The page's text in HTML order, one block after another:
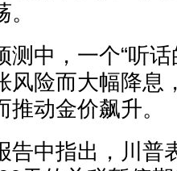
中，一个“听
风险而大幅降息
动金价飙升。
告中指出，川普